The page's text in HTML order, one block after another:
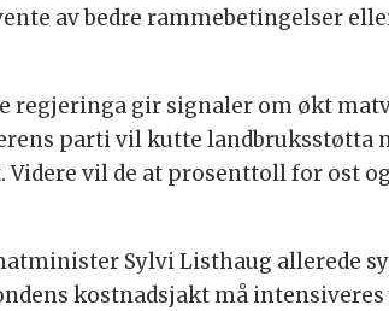
av bedre rammebetingelser
regjeringa gir signaler om økt
parti vil kutte landbruksstøtta
vil de at prosenttoll for ost
Sylvi Listhaug allerede
kostnadsjakt må